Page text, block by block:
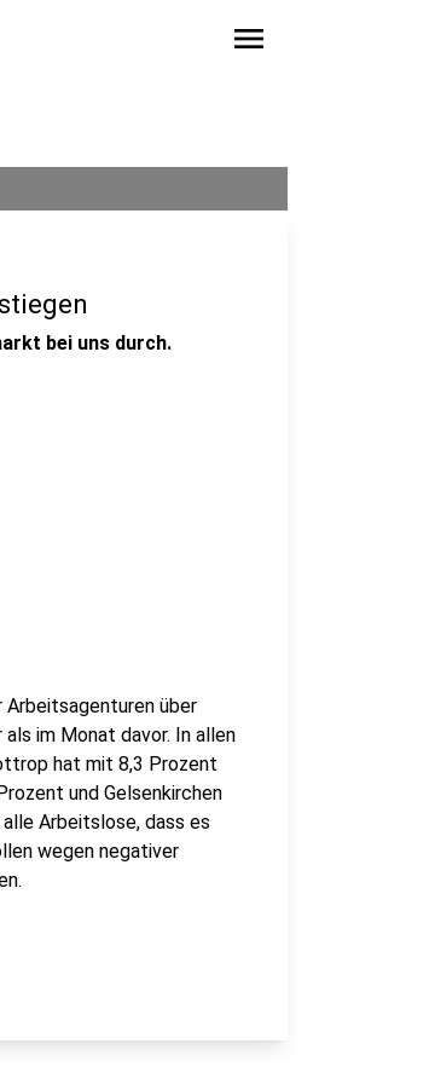
menu
bei uns durch.
Arbeitsagenturen über
im Monat davor. In allen
hat mit 8,3 Prozent
und Gelsenkirchen
Arbeitslose, dass es
wegen negativer